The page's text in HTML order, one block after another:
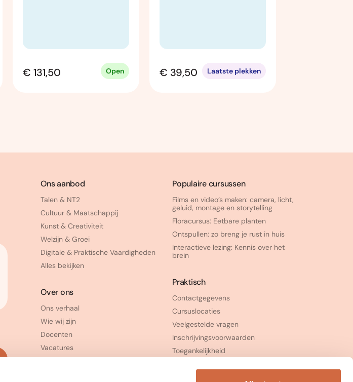
€ 131,50 Open € 39,50 Laatste plekken
Ons aanbod
Talen & NT2
Cultuur & Maatschappij
Kunst & Creativiteit
Welzijn & Groei
Digitale & Praktische Vaardigheden
Alles bekijken
Over ons
Ons verhaal
Wie wij zijn
Docenten
Vacatures
Populaire cursussen
Films en video’s maken: camera, licht,
geluid, montage en storytelling
Floracursus: Eetbare planten
Ontspullen: zo breng je rust in huis
Interactieve lezing: Kennis over het
brein
Praktisch
Contactgegevens
Cursuslocaties
Veelgestelde vragen
Inschrijvingsvoorwaarden
Toegankelijkheid